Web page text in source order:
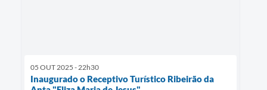
05 OUT 2025 - 22h30
Inaugurado o Receptivo Turístico Ribeirão da